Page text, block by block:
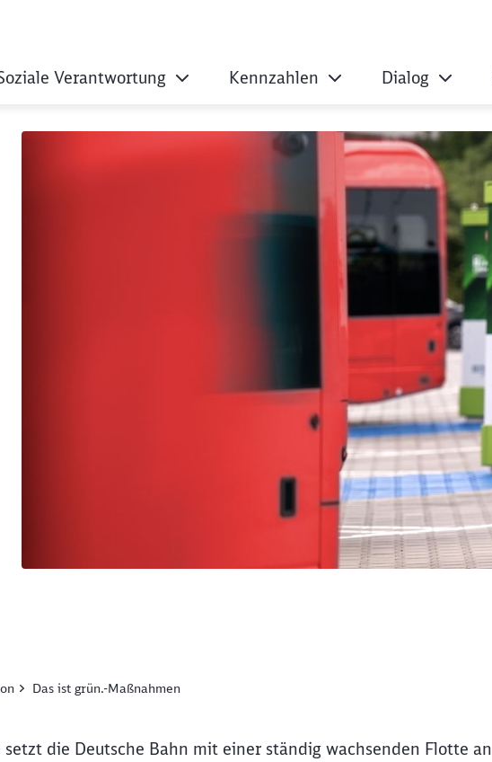
Verantwortung Kennzahlen Dialog
Das ist grün.-Maßnahmen
setzt die Deutsche Bahn mit einer ständig wachsenden Flotte an